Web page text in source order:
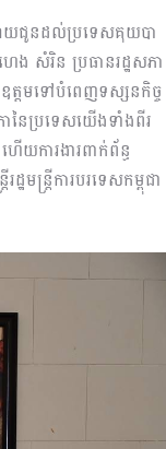
យជូនដល់ប្រទេសគុយបា
ង សំរិន ប្រធានរដ្ឋសភា
ត្តមទៅបំពេញទស្សនកិច្ច
ៃប្រទេសយើងទាំងពីរ
ើយការងារពាក់ព័ន្ធ
មន្ត្រីការបរទេសកម្ពុជា